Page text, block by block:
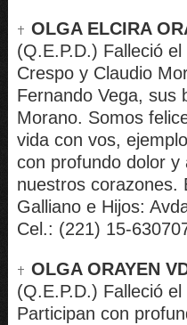
OLGA ELCIRA
(Q.E.P.D.) Falleció
Crespo y Claudio
Fernando Vega, sus
Morano. Somos
vida con vos,
con profundo dolor
nuestros corazones.
Galliano e Hijos:
Cel.: (221) 15-
OLGA ORAYEN
(Q.E.P.D.) Falleció
Participan con